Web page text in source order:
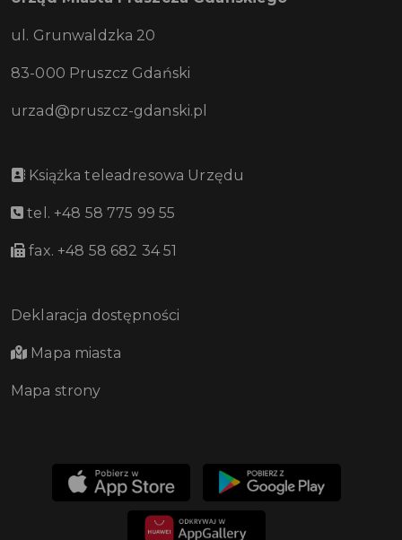
ul. Grunwaldzka 20
83-000 Pruszcz Gdański
urzad@pruszcz-gdanski.pl
Książka teleadresowa Urzędu
tel. +48 58 775 99 55
fax. +48 58 682 34 51
Deklaracja dostępności
Mapa miasta
Mapa strony